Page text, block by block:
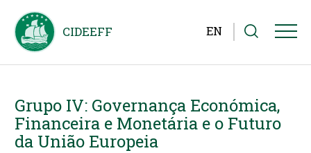
EN
Grupo IV: Governança Económica,
Financeira e Monetária e o Futuro
da União Europeia